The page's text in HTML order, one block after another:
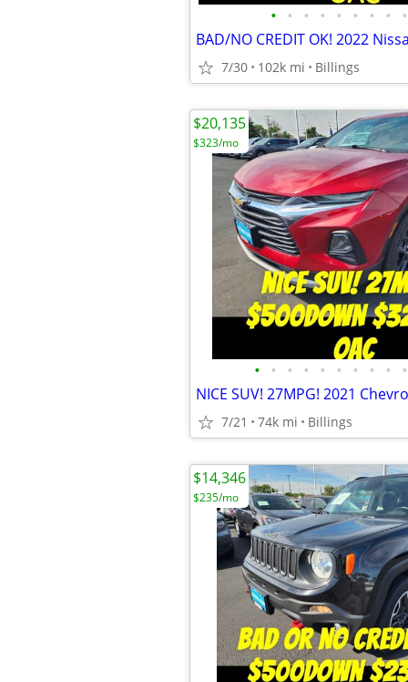
• • • • • • • • •
7/30 102k mi Billings
• • • • • • • • • •
7/21 74k mi Billings
$20,135
$323/mo
$14,346
$235/mo